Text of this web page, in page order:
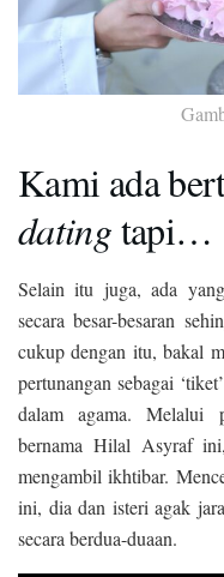
Kami ada
datingtapi…
Selain itu juga, ada
secara besar-besaran
cukup dengan itu, bakal
pertunangan sebagai
dalam agama. Melalui
bernama Hilal Asyraf
mengambil ikhtibar.
ini, dia dan isteri agak
secara berdua-duaan.